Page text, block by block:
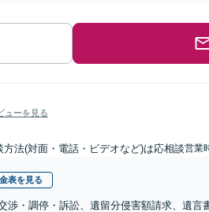
ューを見る
方法(対面・電話・ビデオなど)は応相談営業
表を見る
渉・調停・訴訟、遺留分侵害額請求、遺